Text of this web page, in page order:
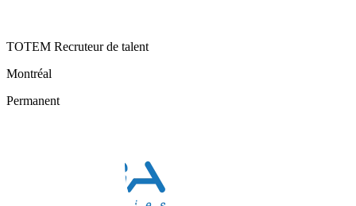
TOTEM Recruteur de talent
Montréal
Permanent